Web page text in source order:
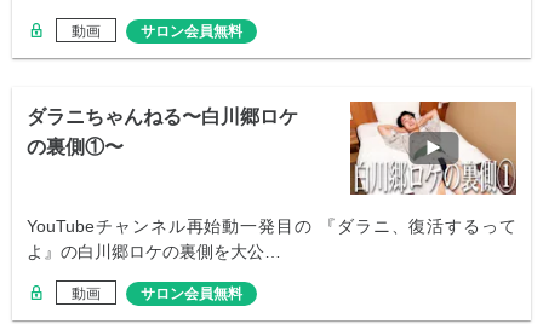
動画 サロン会員無料
ダラニちゃんねる〜白川郷ロケ
の裏側①〜
YouTubeチャンネル再始動一発目の 『ダラニ、復活するって
よ』の白川郷ロケの裏側を大公…
動画 サロン会員無料